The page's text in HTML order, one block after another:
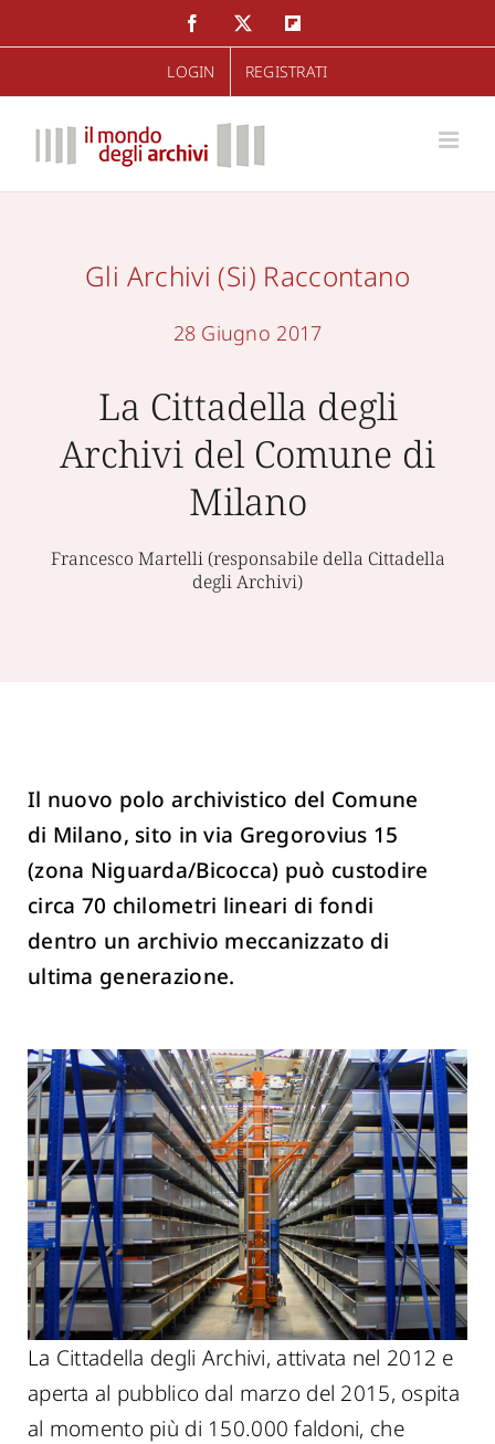
al
FacebookTwitter
LOGIN REGISTRATI
Gli Archivi (si) Raccontano
28 Giugno 2017
La Cittadella degli
Archivi del Comune di
Milano
Francesco Martelli (responsabile della Cittadella
degli Archivi)
Il nuovo polo archivistico del Comune
di Milano, sito in via Gregorovius 15
(zona Niguarda/Bicocca) può custodire
circa 70 chilometri lineari di fondi
dentro un archivio meccanizzato di
ultima generazione.
La Cittadella degli Archivi, attivata nel 2012 e
aperta al pubblico dal marzo del 2015, ospita
al momento più di 150.000 faldoni, che